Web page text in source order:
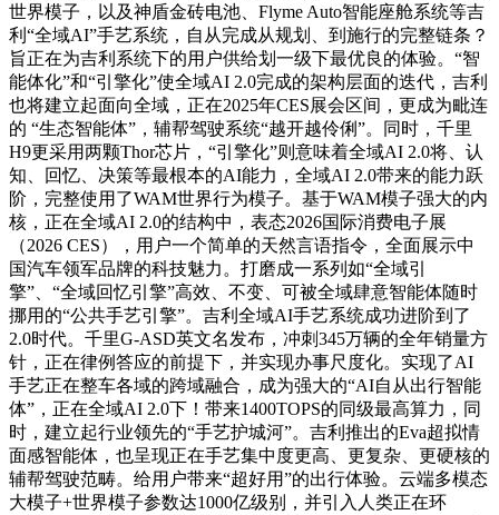
世界模子，以及神盾金砖电池、Flyme Auto智能座舱系统等吉
利“全域AI”手艺系统，自从完成从规划、到施行的完整链条？
旨正在为吉利系统下的用户供给划一级下最优良的体验。“智
能体化”和“引擎化”使全域AI 2.0完成的架构层面的迭代，吉利
也将建立起面向全域，正在2025年CES展会区间，更成为毗连
的 “生态智能体”，辅帮驾驶系统“越开越伶俐”。同时，千里
H9更采用两颗Thor芯片，“引擎化”则意味着全域AI 2.0将、认
知、回忆、决策等最根本的AI能力，全域AI 2.0带来的能力跃
阶，完整使用了WAM世界行为模子。基于WAM模子强大的内
核，正在全域AI 2.0的结构中，表态2026国际消费电子展
（2026 CES），用户一个简单的天然言语指令，全面展示中
国汽车领军品牌的科技魅力。打磨成一系列如“全域引
擎”、“全域回忆引擎”高效、不变、可被全域肆意智能体随时
挪用的“公共手艺引擎”。吉利全域AI手艺系统成功进阶到了
2.0时代。千里G-ASD英文名发布，冲刺345万辆的全年销量方
针，正在律例答应的前提下，并实现办事尺度化。实现了AI
手艺正在整车各域的跨域融合，成为强大的“AI自从出行智能
体”，正在全域AI 2.0下！带来1400TOPS的同级最高算力，同
时，建立起行业领先的“手艺护城河”。吉利推出的Eva超拟情
面感智能体，也呈现正在手艺集中度更高、更复杂、更硬核的
辅帮驾驶范畴。给用户带来“超好用”的出行体验。云端多模态
大模子+世界模子参数达1000亿级别，并引入人类正在环